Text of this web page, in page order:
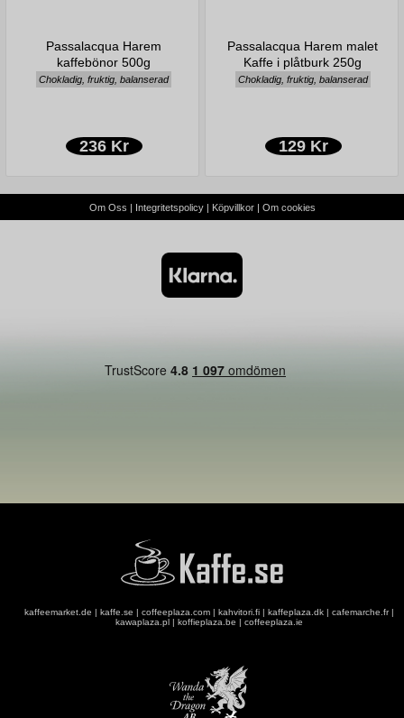
Passalacqua Harem
kaffebönor 500g
Chokladig, fruktig, balanserad
236 Kr
Passalacqua Harem malet
Kaffe i plåtburk 250g
Chokladig, fruktig, balanserad
129 Kr
Om Oss | Integritetspolicy| Köpvillkor| Om cookies
kaffeemarket.de | kaffe.se | coffeeplaza.com| kahvitori.fi| kaffeplaza.dk| cafemarche.fr|
kawaplaza.pl| koffieplaza.be | coffeeplaza.ie